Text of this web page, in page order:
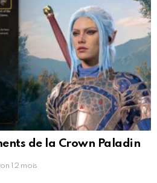
de la Crown Paladin
12 mois